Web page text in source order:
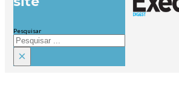
Pesquisar
×